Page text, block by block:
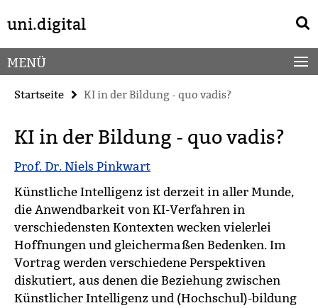
direkt
Inhalt
uni.digital
Service-
Navigation
MENÜ
Startseite KI in der Bildung - quo vadis?
KI in der Bildung - quo vadis?
Prof. Dr. Niels Pinkwart
Künstliche Intelligenz ist derzeit in aller Munde,
die Anwendbarkeit von KI-Verfahren in
verschiedensten Kontexten wecken vielerlei
Hoffnungen und gleichermaßen Bedenken. Im
Vortrag werden verschiedene Perspektiven
diskutiert, aus denen die Beziehung zwischen
Künstlicher Intelligenz und (Hochschul)-bildung